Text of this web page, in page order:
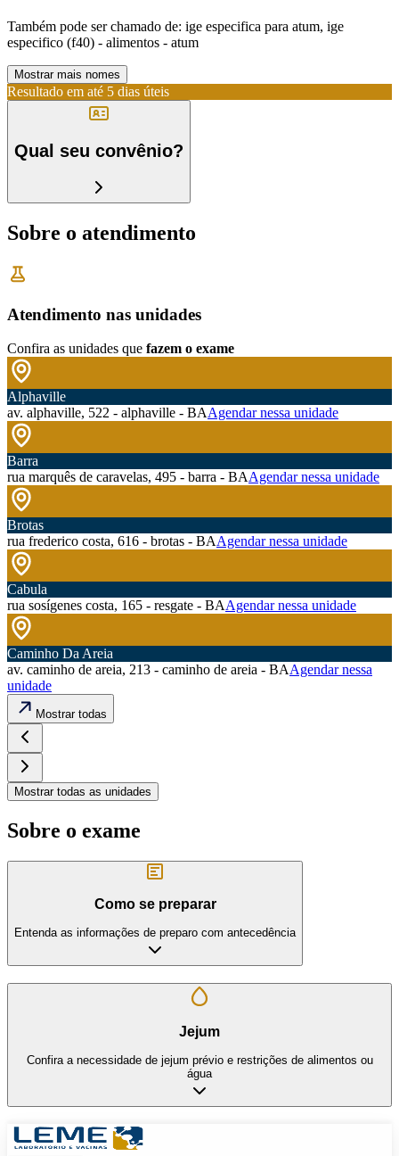
Também pode ser chamado de: ige especifica para atum, ige
especifico (f40) - alimentos - atum
Mostrar mais nomes
Resultado em até 5 dias úteis
Qual seu convênio?
Sobre o atendimento
Atendimento nas unidades
Confira as unidades que fazem o exame
Alphaville
av. alphaville, 522 - alphaville - BAAgendar nessa unidade
Barra
rua marquês de caravelas, 495 - barra - BAAgendar nessa unidade
Brotas
rua frederico costa, 616 - brotas - BAAgendar nessa unidade
Cabula
rua sosígenes costa, 165 - resgate - BAAgendar nessa unidade
Caminho Da Areia
av. caminho de areia, 213 - caminho de areia - BAAgendar nessa
unidade
Mostrar todas
Mostrar todas as unidades
Sobre o exame
Como se preparar
Entenda as informações de preparo com antecedência
Jejum
Confira a necessidade de jejum prévio e restrições de alimentos ou
água